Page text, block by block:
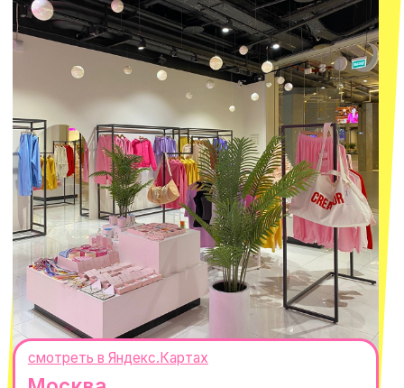
ИП Проворный Алексей Алексеевич
ИНН 667114098580
ОГРНИП 320665800076581
Telegram
WhatsApp
8 800 550-06-92
macrocosm_store@mail.ru
КОНТАКТЫ
Оплата долями
Size guide
Обмен и возврат
Доставка и оплата
Вакансии
Магазины
Наши путешествия
Наши проекты
Новости
Каталог
© 2021-2025 Macrocosm ®
Пользовательское соглашение
Политика обработки персональных
данных